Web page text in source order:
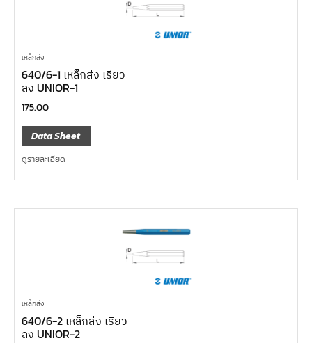
เหล็กส่ง
640/6-1 เหล็กส่ง เรียว
ลง UNIOR-1
175.00
Data Sheet
ดูรายละเอียด
เหล็กส่ง
640/6-2 เหล็กส่ง เรียว
ลง UNIOR-2